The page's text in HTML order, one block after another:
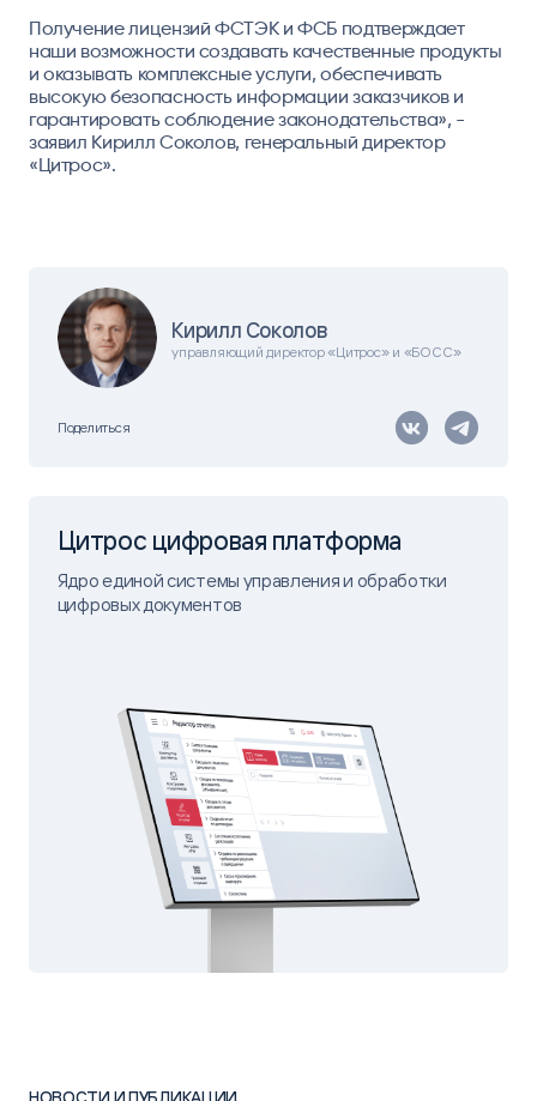
Кирилл Соколов
управляющий директор «Цитрос» и «БОСС»
Поделиться
Получение лицензий ФСТЭК и ФСБ подтверждает
наши возможности создавать качественные продукты
и оказывать комплексные услуги, обеспечивать
высокую безопасность информации заказчиков и
гарантировать соблюдение законодательства», -
заявил Кирилл Соколов, генеральный директор
«Цитрос».
Цитрос цифровая платформа
Ядро единой системы управления и обработки
цифровых документов